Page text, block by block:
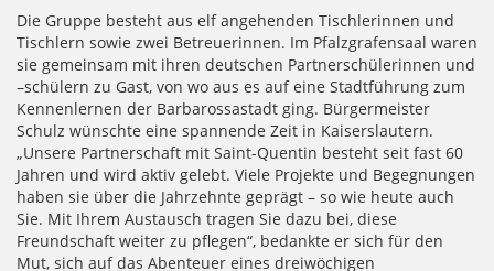
Die Gruppe besteht aus elf angehenden Tischlerinnen und
Tischlern sowie zwei Betreuerinnen. Im Pfalzgrafensaal waren
sie gemeinsam mit ihren deutschen Partnerschülerinnen und
–schülern zu Gast, von wo aus es auf eine Stadtführung zum
Kennenlernen der Barbarossastadt ging. Bürgermeister
Schulz wünschte eine spannende Zeit in Kaiserslautern.
„Unsere Partnerschaft mit Saint-Quentin besteht seit fast 60
Jahren und wird aktiv gelebt. Viele Projekte und Begegnungen
haben sie über die Jahrzehnte geprägt – so wie heute auch
Sie. Mit Ihrem Austausch tragen Sie dazu bei, diese
Freundschaft weiter zu pflegen“, bedankte er sich für den
Mut, sich auf das Abenteuer eines dreiwöchigen